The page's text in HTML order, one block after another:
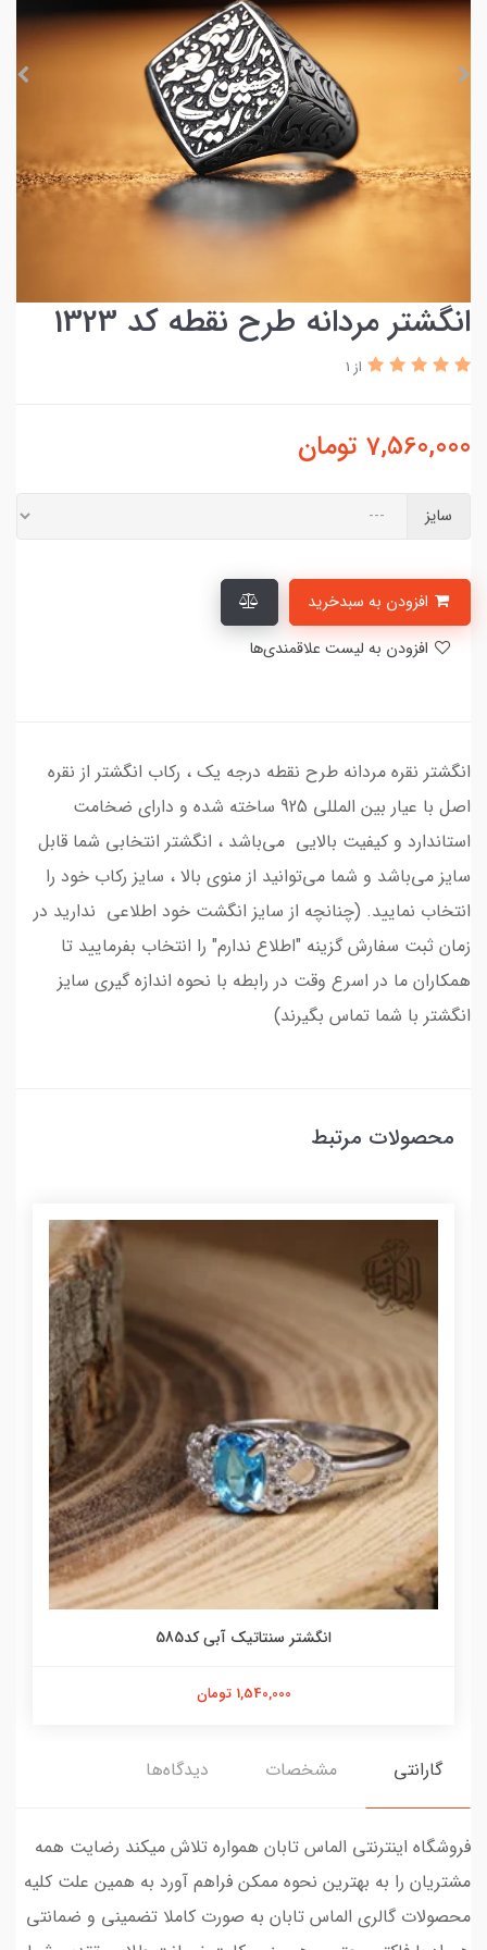
انگشتر مردانه طرح نقطه کد 1323
از 1
7,560,000 تومان
سایز
انگشتر نقره مردانه طرح نقطه درجه یک ، رکاب انگشتر از نقره
اصل با عیار بین المللی 925 ساخته شده و دارای ضخامت
استاندارد و کیفیت بالایی می‌باشد ، انگشتر انتخابی شما قابل
سایز می‌باشد و شما می‌توانید از منوی بالا ، سایز رکاب خود را
انتخاب نمایید. (چنانچه از سایز انگشت خود اطلاعی ندارید در
زمان ثبت سفارش گزینه "اطلاع ندارم" را انتخاب بفرمایید تا
همکاران ما در اسرع وقت در رابطه با نحوه اندازه گیری سایز
انگشتر با شما تماس بگیرند)
محصولات مرتبط
انگشتر سنتاتیک آبی کد585
1,540,000 تومان
گارانتی مشخصات دیدگاه‌ها
فروشگاه اینترنتی الماس تابان همواره تلاش میکند رضایت همه
مشتریان را به بهترین نحوه ممکن فراهم آورد به همین علت کلیه
محصولات گالری الماس تابان به صورت کاملا تضمینی و ضمانتی